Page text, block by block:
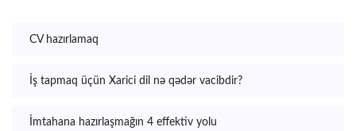
CV hazırlamaq
İş tapmaq üçün Xarici dil nə qədər vacibdir?
İmtahana hazırlaşmağın 4 effektiv yolu